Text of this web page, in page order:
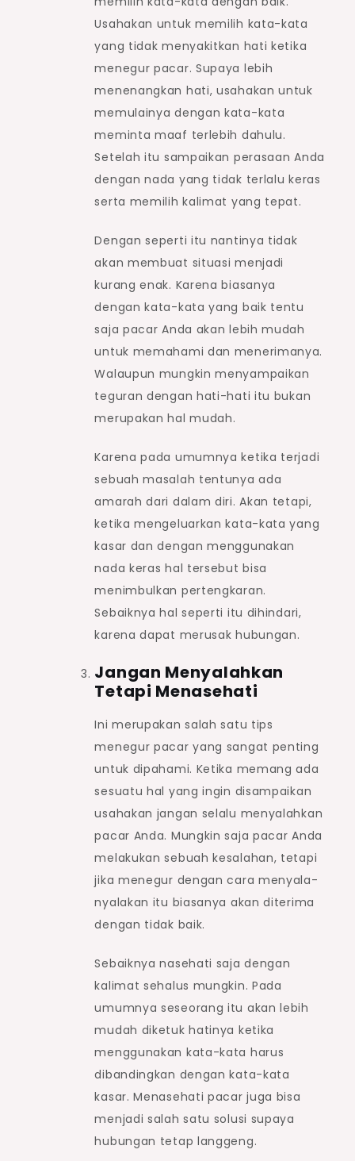
Usahakan untuk memilih kata-kata
yang tidak menyakitkan hati ketika
menegur pacar. Supaya lebih
menenangkan hati, usahakan untuk
memulainya dengan kata-kata
meminta maaf terlebih dahulu.
Setelah itu sampaikan perasaan Anda
dengan nada yang tidak terlalu keras
serta memilih kalimat yang tepat.
Dengan seperti itu nantinya tidak
akan membuat situasi menjadi
kurang enak. Karena biasanya
dengan kata-kata yang baik tentu
saja pacar Anda akan lebih mudah
untuk memahami dan menerimanya.
Walaupun mungkin menyampaikan
teguran dengan hati-hati itu bukan
merupakan hal mudah.
Karena pada umumnya ketika terjadi
sebuah masalah tentunya ada
amarah dari dalam diri. Akan tetapi,
ketika mengeluarkan kata-kata yang
kasar dan dengan menggunakan
nada keras hal tersebut bisa
menimbulkan pertengkaran.
Sebaiknya hal seperti itu dihindari,
karena dapat merusak hubungan.
Jangan Menyalahkan
Tetapi Menasehati
Ini merupakan salah satu tips
menegur pacar yang sangat penting
untuk dipahami. Ketika memang ada
sesuatu hal yang ingin disampaikan
usahakan jangan selalu menyalahkan
pacar Anda. Mungkin saja pacar Anda
melakukan sebuah kesalahan, tetapi
jika menegur dengan cara menyala-
nyalakan itu biasanya akan diterima
dengan tidak baik.
Sebaiknya nasehati saja dengan
kalimat sehalus mungkin. Pada
umumnya seseorang itu akan lebih
mudah diketuk hatinya ketika
menggunakan kata-kata harus
dibandingkan dengan kata-kata
kasar. Menasehati pacar juga bisa
menjadi salah satu solusi supaya
hubungan tetap langgeng.